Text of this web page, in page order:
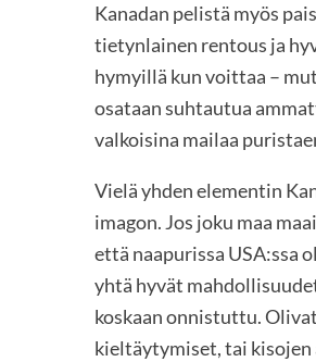
Kanadan pelistä myös
tietynlainen rentous ja
hymyillä kun voittaa –
osataan suhtautua
valkoisina mailaa
Vielä yhden elementin
imagon. Jos joku maa
että naapurissa USA:ssa
yhtä hyvät
koskaan onnistuttu.
kieltäytymiset, tai kisojen